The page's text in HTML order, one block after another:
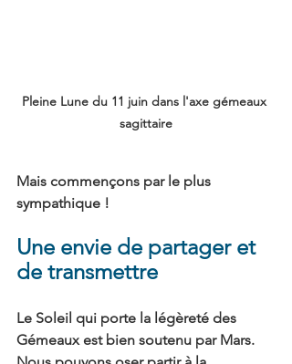
Pleine Lune du 11 juin dans l'axe gémeaux
sagittaire
Mais commençons par le plus
sympathique !
Une envie de partager et
de transmettre
Le Soleil qui porte la légèreté des
Gémeaux est bien soutenu par Mars.